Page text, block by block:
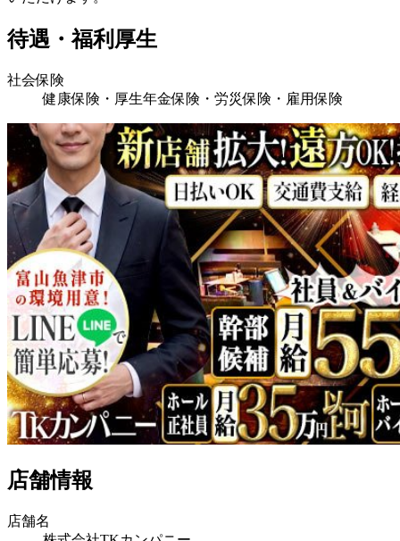
待遇・福利厚生
社会保険
健康保険・厚生年金保険・労災保険・雇用保険
店舗情報
店舗名